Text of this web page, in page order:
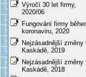
Výročí 30 let firmy,
2020/06
Fungování firmy
koronaviru, 2020
Nejzásadnější změny
Kaskádě, 2019
Nejzásadnější změny
Kaskádě, 2018